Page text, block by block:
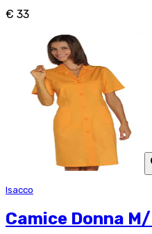
€ 33
Isacco
Camice Donna